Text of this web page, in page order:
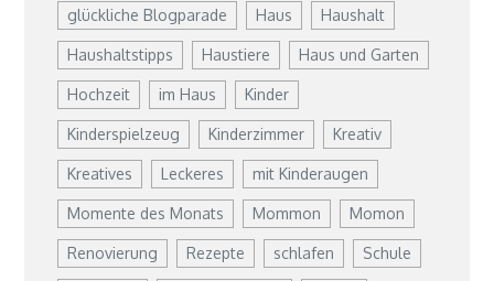
glückliche Blogparade Haus Haushalt
Haushaltstipps Haustiere Haus und Garten
Hochzeit im Haus Kinder
Kinderspielzeug Kinderzimmer Kreativ
Kreatives Leckeres mit Kinderaugen
Momente des Monats Mommon Momon
Renovierung Rezepte schlafen Schule